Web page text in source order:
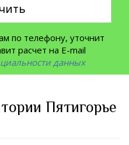
по телефону, уточнит
расчет на E-mail
данных
Пятигорье